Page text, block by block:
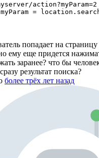
action?myParam=2
=
попадает на
ему еще придется
заранее? что бы
результат поиска?
более трёх лет назад